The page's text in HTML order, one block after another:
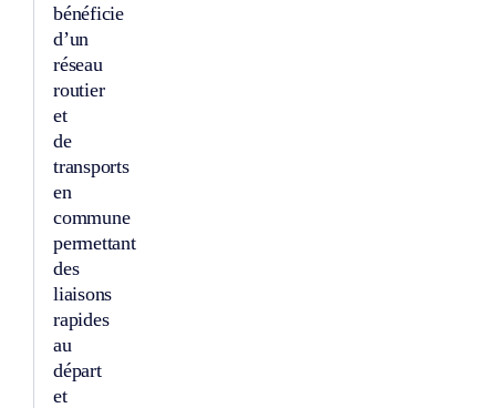
bénéficie
d’un
réseau
routier
et
de
transports
en
commune
permettant
des
liaisons
rapides
au
départ
et